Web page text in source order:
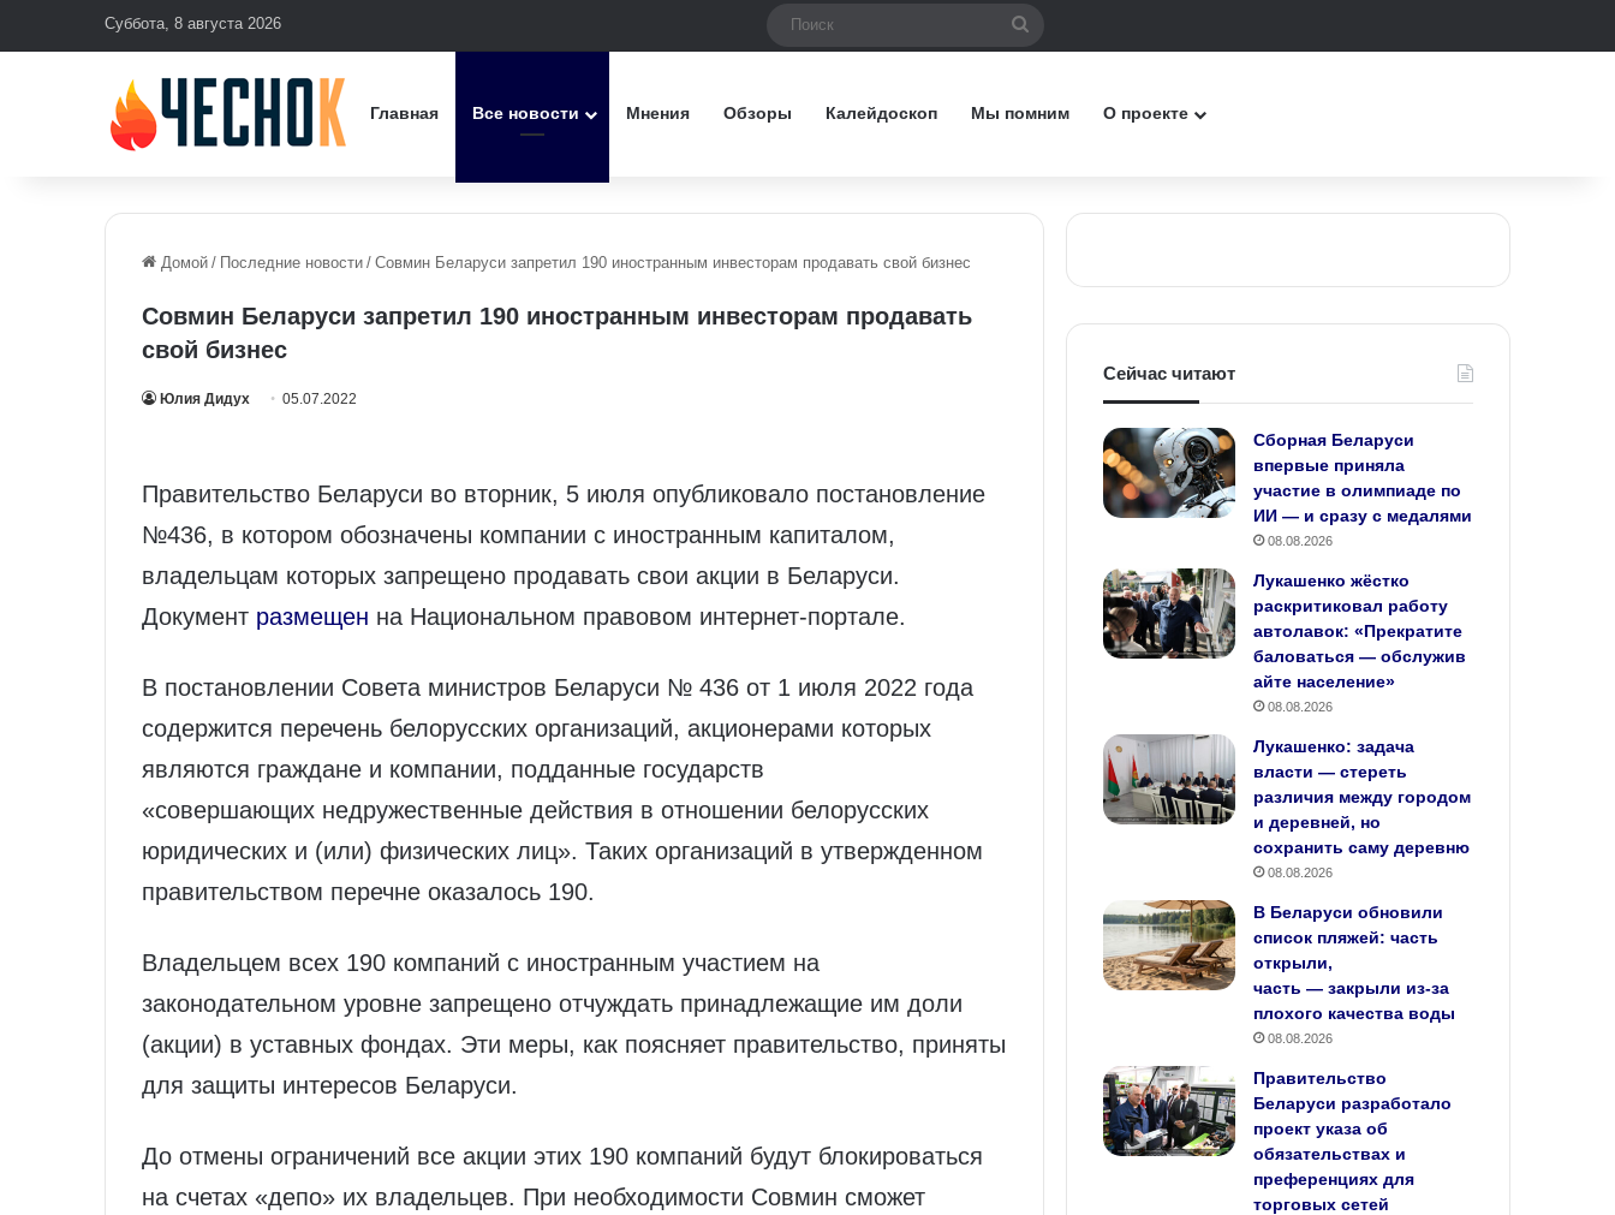
Суббота, 8 августа 2026
Главная Все новости Мнения Обзоры Калейдоскоп Мы помним О проекте
Домой / Последние новости / Совмин Беларуси запретил 190 иностранным инвесторам продавать свой бизнес
Совмин Беларуси запретил 190 иностранным инвесторам продавать
свой бизнес
Юлия Дидух 05.07.2022
Правительство Беларуси во вторник, 5 июля опубликовало постановление
№436, в котором обозначены компании с иностранным капиталом,
владельцам которых запрещено продавать свои акции в Беларуси.
Документ размещен на Национальном правовом интернет-портале.
В постановлении Совета министров Беларуси № 436 от 1 июля 2022 года
содержится перечень белорусских организаций, акционерами которых
являются граждане и компании, подданные государств
«совершающих недружественные действия в отношении белорусских
юридических и (или) физических лиц». Таких организаций в утвержденном
правительством перечне оказалось 190.
Владельцем всех 190 компаний с иностранным участием на
законодательном уровне запрещено отчуждать принадлежащие им доли
(акции) в уставных фондах. Эти меры, как поясняет правительство, приняты
для защиты интересов Беларуси.
До отмены ограничений все акции этих 190 компаний будут блокироваться
на счетах «депо» их владельцев. При необходимости Совмин сможет
Сейчас читают
Сборная Беларуси
впервые приняла
участие в олимпиаде по
ИИ — и сразу с медалями
08.08.2026
Лукашенко жёстко
раскритиковал работу
автолавок: «Прекратите
баловаться — обслужив
айте население»
08.08.2026
Лукашенко: задача
власти — стереть
различия между городом
и деревней, но
сохранить саму деревню
08.08.2026
В Беларуси обновили
список пляжей: часть
открыли,
часть — закрыли из‑за
плохого качества воды
08.08.2026
Правительство
Беларуси разработало
проект указа об
обязательствах и
преференциях для
торговых сетей